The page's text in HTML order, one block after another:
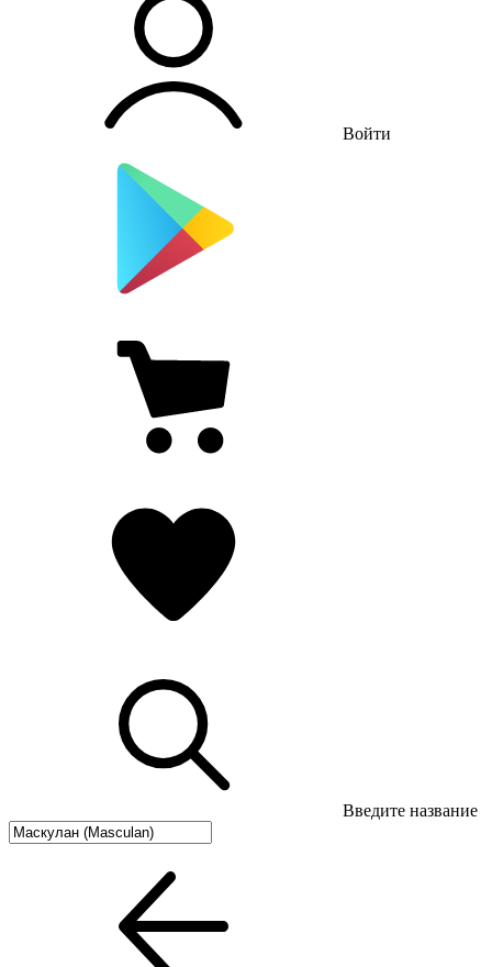
Войти
Введите название